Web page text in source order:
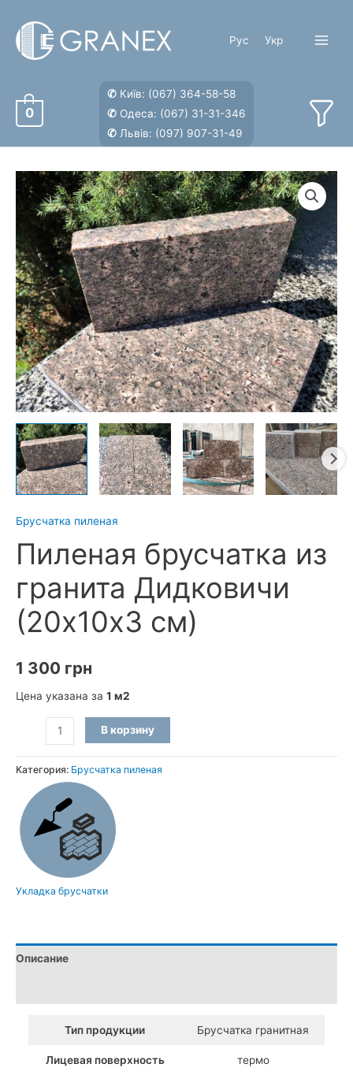
содержимому
Рус Укр
0
✆ Київ: (067) 364-58-58
✆ Одеса: (067) 31-31-346
✆ Львів: (097) 907-31-49
Брусчатка пиленая
Пиленая брусчатка из
гранита Дидковичи
(20х10х3 см)
1 300 грн
Цена указана за 1 м2
Количество
товара
Пиленая
брусчатка
из
гранита
Дидковичи
(20х10х3
В корзину
Категория: Брусчатка пиленая
Укладка брусчатки
Описание
Тип продукции Брусчатка гранитная
Лицевая поверхность термо